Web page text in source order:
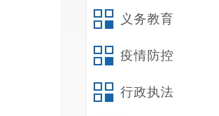
义务教育
疫情防控
行政执法